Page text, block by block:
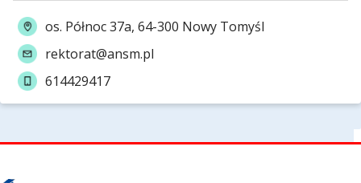
os. Północ 37a, 64-300 Nowy Tomyśl
rektorat@ansm.pl
614429417